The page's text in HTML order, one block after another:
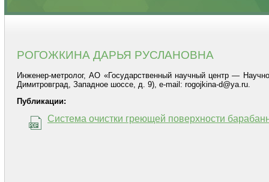
РОГОЖКИНА ДАРЬЯ РУСЛАНОВНА
Инженер-метролог, АО «Государственный научный центр —
Димитровград, Западное шоссе, д. 9), е-mail: rogojkina-d@ya.ru.
Публикации:
Система очистки греющей поверхности